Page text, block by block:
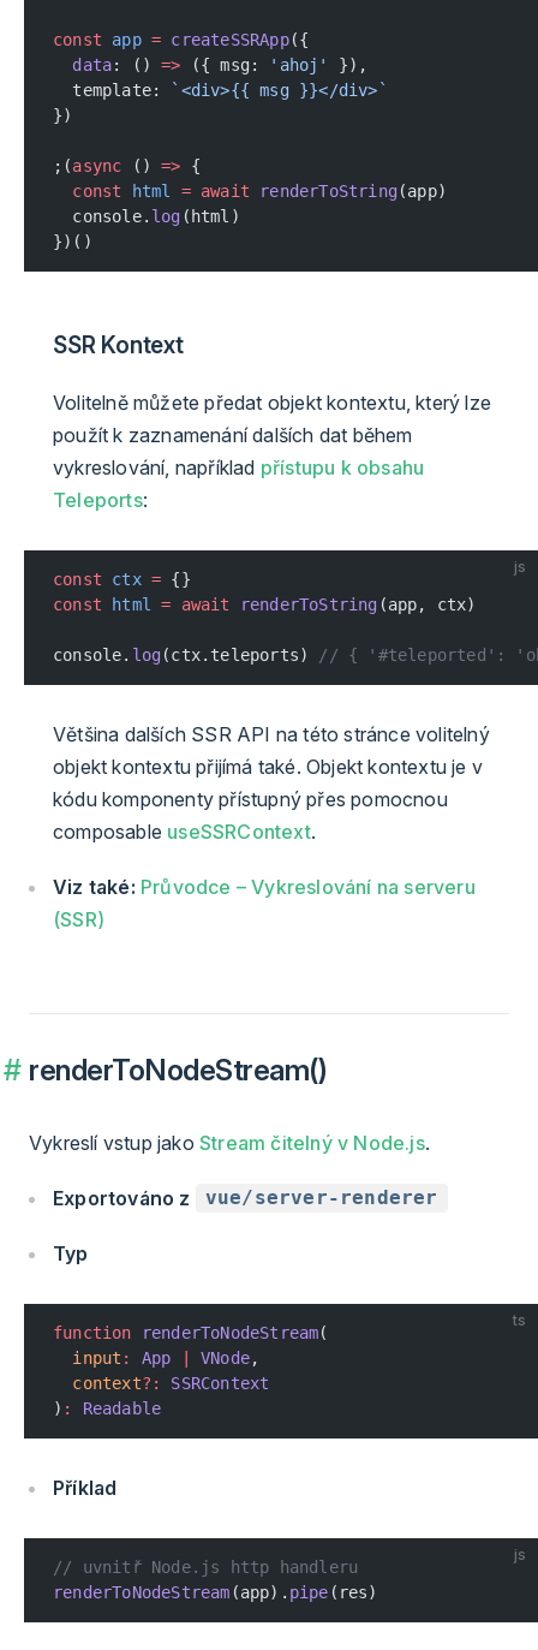
const app = createSSRApp({
  data
: () => ({ msg: 'ahoj'
}),
  template:
`<div>{{ msg }}</div>`
})
;(async () => {
  const
html = await renderToString(app)
  console.
log (html)
})()
SSR Kontext
Volitelně můžete předat objekt kontextu, který lze
použít k zaznamenání dalších dat během
vykreslování, například přístupu k obsahu
Teleports:
js
const ctx = {}
const html = await renderToString (app, ctx)
console. log(ctx.teleports) // { '#teleported':
Většina dalších SSR API na této stránce volitelný
objekt kontextu přijímá také. Objekt kontextu je v
kódu komponenty přístupný přes pomocnou
composable useSSRContext.
Viz také: Průvodce – Vykreslování na serveru
(SSR)
renderToNodeStream()
Vykreslí vstup jako Stream čitelný v Node.js.
Exportováno z vue/server-renderer
Typ
ts
function renderToNodeStream(
  input
: App VNode,
  context
?:
SSRContext
) : Readable
Příklad
js
// uvnitř Node.js http handleru
renderToNodeStream (app). pipe (res)